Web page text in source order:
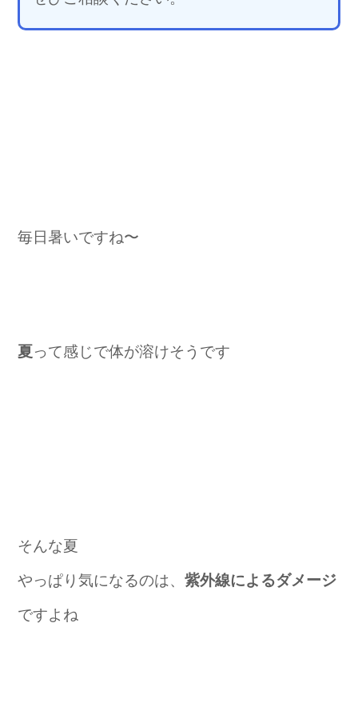
毎日暑いですね〜
夏 って感じで体が溶けそうです
そんな夏
やっぱり気になるのは、紫外線によるダメージ
ですよね